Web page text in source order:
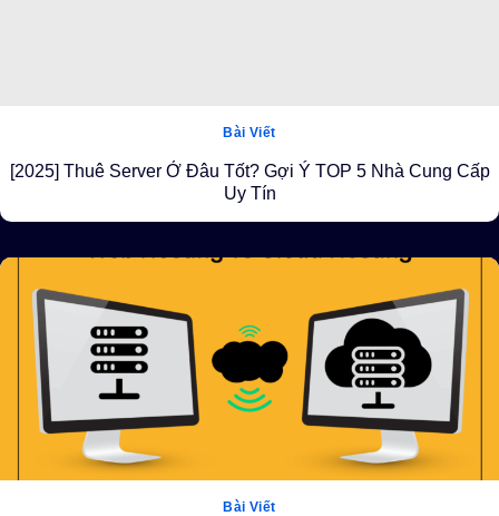
Bài Viết
[2025] Thuê Server Ở Đâu Tốt? Gợi Ý TOP 5 Nhà Cung Cấp
Uy Tín
Bài Viết